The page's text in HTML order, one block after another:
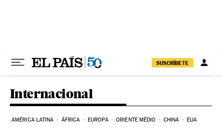
SUSCRÍBETE
Internacional
AMÉRICA LATINA ÁFRICA EUROPA ORIENTE MÉDIO CHINA EUA